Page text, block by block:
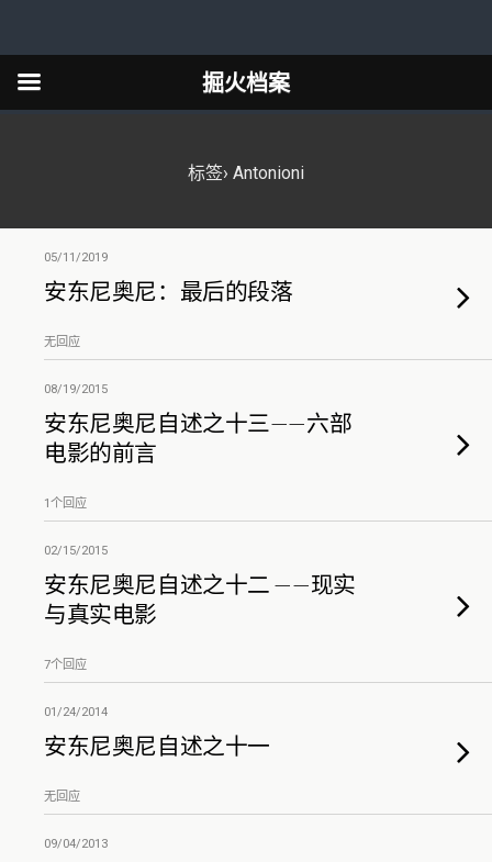
标签› Antonioni
05/11/2019
安东尼奥尼：最后的段落
无回应
08/19/2015
安东尼奥尼自述之十三——六部
电影的前言
1个回应
02/15/2015
安东尼奥尼自述之十二 ——现实
与真实电影
7个回应
01/24/2014
安东尼奥尼自述之十一
无回应
09/04/2013
掘火档案